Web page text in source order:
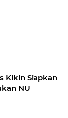
Kikin Siapkan
NU